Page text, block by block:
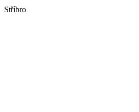
Stříbro